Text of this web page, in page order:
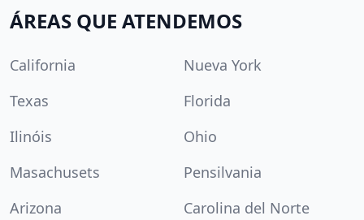
ÁREAS QUE ATENDEMOS
California
Nueva York
Texas
Florida
Ilinóis
Ohio
Masachusets
Pensilvania
Arizona
Carolina del Norte